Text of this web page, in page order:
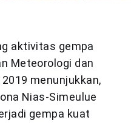
aktivitas gempa
Meteorologi dan
menunjukkan,
Nias-Simeulue
gempa kuat